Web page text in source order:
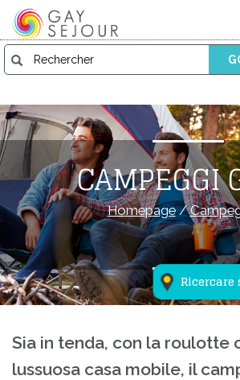
CAMPEGGI
Homepage/
Sia in tenda, con la roulotte
lussuosa casa mobile, il